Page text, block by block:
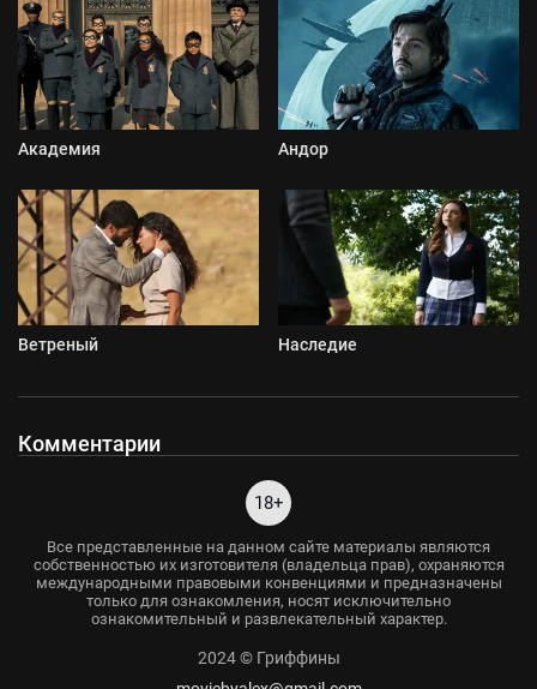
Академия Андор
Ветреный Наследие
Комментарии
18+
Все представленные на данном сайте материалы являются
собственностью их изготовителя (владельца прав), охраняются
международными правовыми конвенциями и предназначены
только для ознакомления, носят исключительно
ознакомительный и развлекательный характер.
2024 © Гриффины